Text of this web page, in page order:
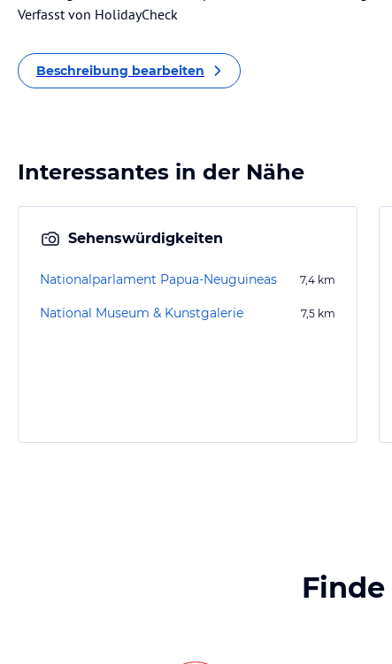
Verfasst von HolidayCheck
Beschreibung bearbeiten
Interessantes in der Nähe
Sehenswürdigkeiten
Nationalparlament Papua-Neuguineas 7,4 km
National Museum & Kunstgalerie 7,5 km